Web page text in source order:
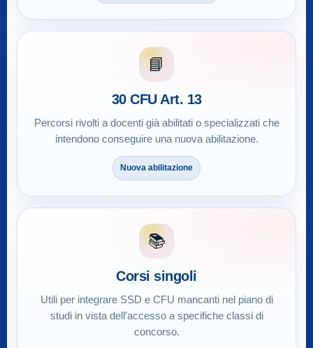
📘
30 CFU Art. 13
Percorsi rivolti a docenti già abilitati o specializzati che
intendono conseguire una nuova abilitazione.
Nuova abilitazione
📚
Corsi singoli
Utili per integrare SSD e CFU mancanti nel piano di
studi in vista dell’accesso a specifiche classi di
concorso.